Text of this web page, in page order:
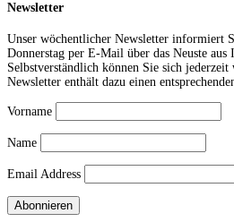
Newsletter
Unser wöchentlicher Newsletter informiert
Donnerstag per E-Mail über das Neuste aus
Selbstverständlich können Sie sich jederzeit
Newsletter enthält dazu einen
Vorname
Name
Email Address